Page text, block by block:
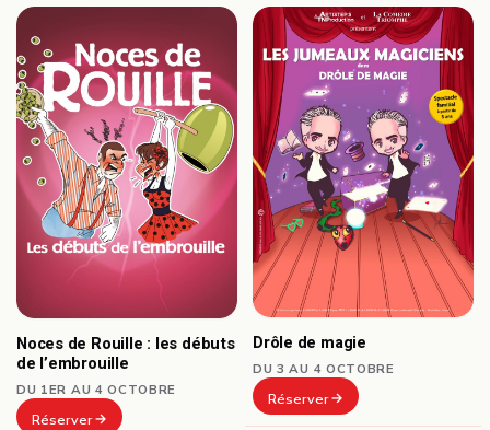
Noces de Rouille : les débuts
de l’embrouille
DU 1ER AU 4 OCTOBRE
Réserver
Drôle de magie
DU 3 AU 4 OCTOBRE
Réserver